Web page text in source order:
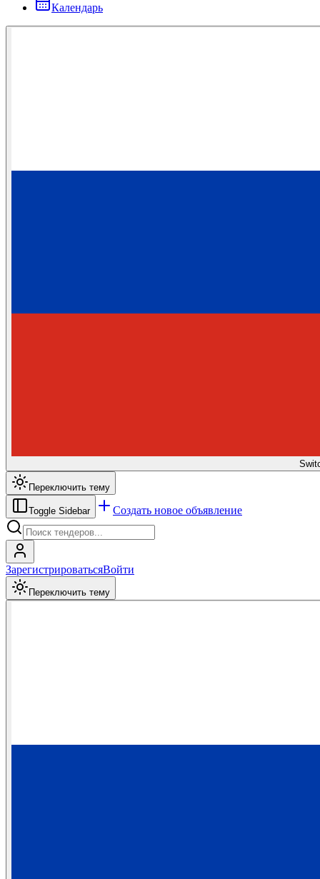
Календарь
Переключить тему
Toggle Sidebar Создать новое объявление
ЗарегистрироватьсяВойти
Переключить тему